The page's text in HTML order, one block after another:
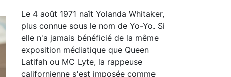
Le 4 août 1971 naît Yolanda Whitaker,
plus connue sous le nom de Yo-Yo. Si
elle n'a jamais bénéficié de la même
exposition médiatique que Queen
Latifah ou MC Lyte, la rappeuse
californienne s'est imposée comme